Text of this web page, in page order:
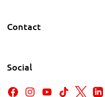
Contact
Social